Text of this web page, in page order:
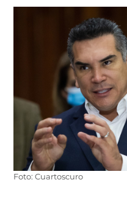
Foto: Cuartoscuro